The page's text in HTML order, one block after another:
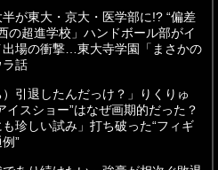
が東大・京大・医学部に!? “偏差
の超進学校」ハンドボール部がイ
出場の衝撃…東大寺学園「まさかの
ラ話
）引退したんだっけ？」りくりゅ
イスショー”はなぜ画期的だった？
も珍しい試み」打ち破った“フィギ
”